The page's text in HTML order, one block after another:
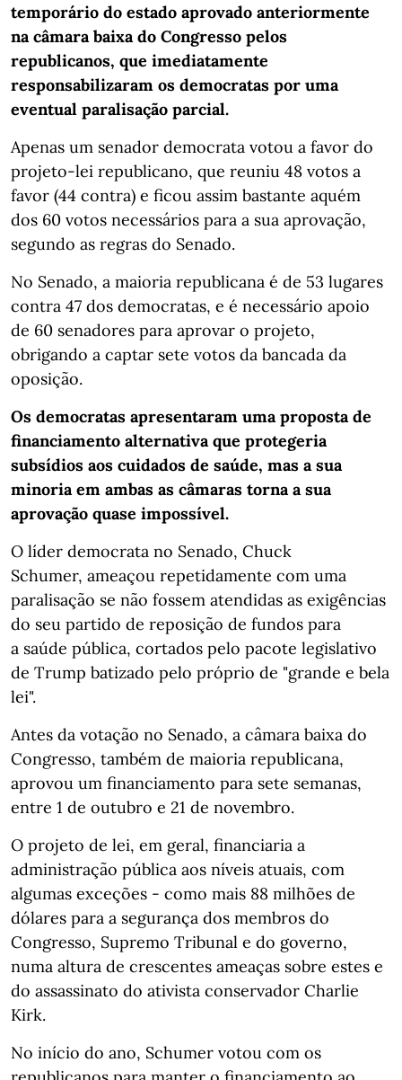
temporário do estado aprovado anteriormente
na câmara baixa do Congresso pelos
republicanos, que imediatamente
responsabilizaram os democratas por uma
eventual paralisação parcial.
Apenas um senador democrata votou a favor do
projeto-lei republicano, que reuniu 48 votos a
favor (44 contra) e ficou assim bastante aquém
dos 60 votos necessários para a sua aprovação,
segundo as regras do Senado.
No Senado, a maioria republicana é de 53 lugares
contra 47 dos democratas, e é necessário apoio
de 60 senadores para aprovar o projeto,
obrigando a captar sete votos da bancada da
oposição.
Os democratas apresentaram uma proposta de
financiamento alternativa que protegeria
subsídios aos cuidados de saúde, mas a sua
minoria em ambas as câmaras torna a sua
aprovação quase impossível.
O líder democrata no Senado, Chuck
Schumer, ameaçou repetidamente com uma
paralisação se não fossem atendidas as exigências
do seu partido de reposição de fundos para
a saúde pública, cortados pelo pacote legislativo
de Trump batizado pelo próprio de "grande e bela
lei".
Antes da votação no Senado, a câmara baixa do
Congresso, também de maioria republicana,
aprovou um financiamento para sete semanas,
entre 1 de outubro e 21 de novembro.
O projeto de lei, em geral, financiaria a
administração pública aos níveis atuais, com
algumas exceções - como mais 88 milhões de
dólares para a segurança dos membros do
Congresso, Supremo Tribunal e do governo,
numa altura de crescentes ameaças sobre estes e
do assassinato do ativista conservador Charlie
Kirk.
No início do ano, Schumer votou com os